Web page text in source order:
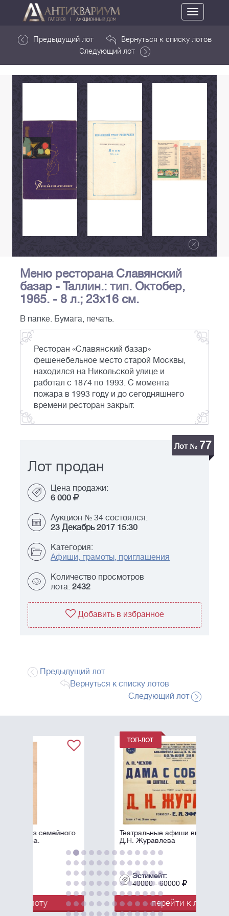
Toggle
navigation
Предыдущий лот
Вернуться к списку лотов
Следующий лот
Меню ресторана Славянский
базар - Таллин.: тип. Октобер,
1965. - 8 л.; 23х16 см.
В папке. Бумага, печать.
Ресторан «Славянский базар»
фешенебельное место старой Москвы,
находился на Никольской улице и
работал с 1874 по 1993. С момента
пожара в 1993 году и до сегодняшнего
времени ресторан закрыт.
Лот № 77
Лот продан
Цена продажи:
6 000
Аукцион № 34 состоялся:
23 Декабрь 2017 15:30
Категория:
Афиши, грамоты, приглашения
Количество просмотров
лота: 2432
Добавить в избранное
Предыдущий лот
Вернуться к списку лотов
Следующий лот
Театральные афиши выступлений
Эстимейт:
40000 - 60000
перейти к лоту